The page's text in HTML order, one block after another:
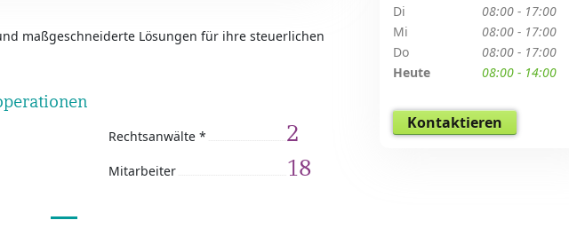
maßgeschneiderte Lösungen für ihre steuerlichen
Rechtsanwälte * 2
Mitarbeiter 18
Di
08:00 - 17:00
Mi
08:00 - 17:00
Do
08:00 - 17:00
Heute
08:00 - 14:00
Kontaktieren